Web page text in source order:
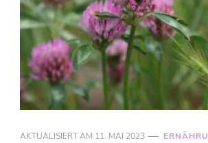
AKTUALISIERT AM 11. MAI 2023